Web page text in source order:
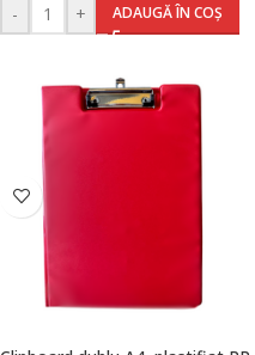
- + ADAUGĂ ÎN COȘ